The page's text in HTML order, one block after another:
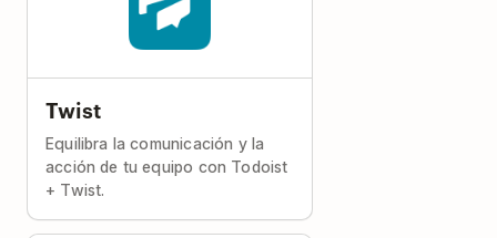
Twist
Equilibra la comunicación y la
acción de tu equipo con Todoist
+ Twist.